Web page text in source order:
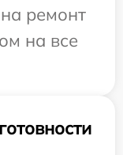
ремонт
на все